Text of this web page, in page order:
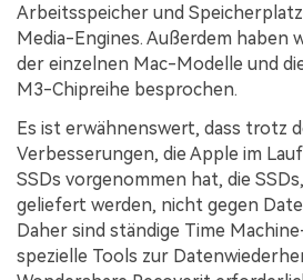
Arbeitsspeicher und
Media-Engines. Außerdem haben
der einzelnen Mac-Modelle und
M3-Chipreihe besprochen.
Es ist erwähnenswert, dass trotz
Verbesserungen, die Apple im
SSDs vorgenommen hat, die
geliefert werden, nicht gegen
Daher sind ständige Time
spezielle Tools zur